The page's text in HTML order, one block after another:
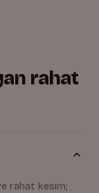
rahat
rahat kesim;